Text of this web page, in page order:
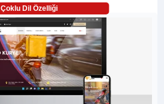
Çoklu Dil Özelliği